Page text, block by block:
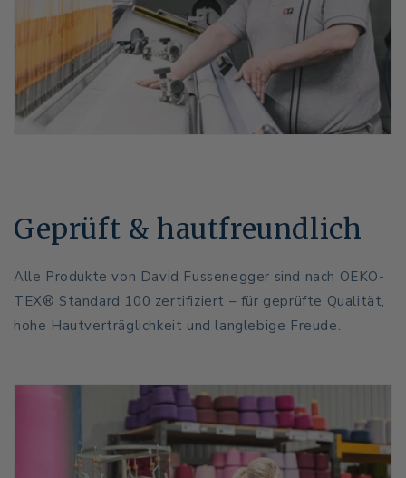
Geprüft & hautfreundlich
Alle Produkte von David Fussenegger sind nach OEKO-
TEX® Standard 100 zertifiziert – für geprüfte Qualität,
hohe Hautverträglichkeit und langlebige Freude.